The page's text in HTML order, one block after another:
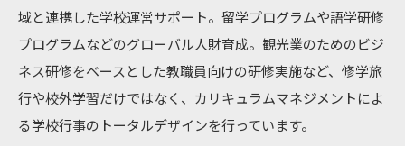
域と連携した学校運営サポート。留学プログラムや語学研修
プログラムなどのグローバル人財育成。観光業のためのビジ
ネス研修をベースとした教職員向けの研修実施など、修学旅
行や校外学習だけではなく、カリキュラムマネジメントによ
る学校行事のトータルデザインを行っています。